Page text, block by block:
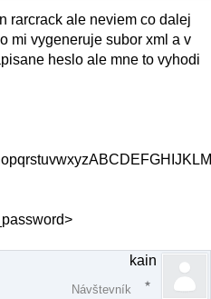
rarcrack ale neviem co dalej
mi vygeneruje subor xml a v
heslo ale mne to vyhodi
kain
Návštevník